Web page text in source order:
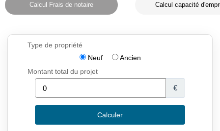
Calcul Frais de notaire Calcul capacité